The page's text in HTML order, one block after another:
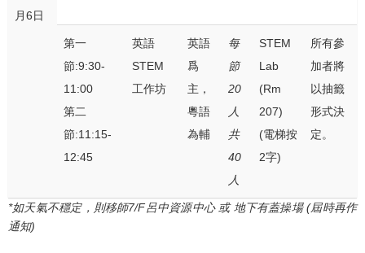
月6日
第一
節:9:30-
11:00
第二
節:11:15-
12:45
英語
STEM
工作坊
英語
爲
主，
粵語
為輔
每
節
20
人
共
40
人
STEM
Lab
(Rm
207)
(電梯按
2字)
所有參
加者將
以抽籤
形式決
定。
*如天氣不穩定，則移師7/F呂中資源中心 或 地下有蓋操場(屆時再作
通知)